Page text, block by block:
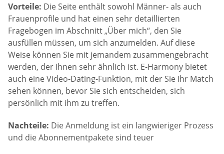
Vorteile: Die Seite enthält sowohl Männer- als auch
Frauenprofile und hat einen sehr detaillierten
Fragebogen im Abschnitt „Über mich“, den Sie
ausfüllen müssen, um sich anzumelden. Auf diese
Weise können Sie mit jemandem zusammengebracht
werden, der Ihnen sehr ähnlich ist. E-Harmony bietet
auch eine Video-Dating-Funktion, mit der Sie Ihr Match
sehen können, bevor Sie sich entscheiden, sich
persönlich mit ihm zu treffen.
Nachteile: Die Anmeldung ist ein langwieriger Prozess
und die Abonnementpakete sind teuer